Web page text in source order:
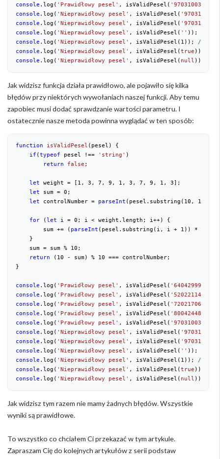
console .log( 'Prawidłowy pesel' , isValidPesel( '97031003029'
console .log( 'Nieprawidłowy pesel' , isValidPesel(
console .log( 'Nieprawidłowy pesel' , isValidPesel(
console .log( 'Nieprawidłowy pesel' , isValidPesel( '' ));
console .log( 'Nieprawidłowy pesel' , isValidPesel( 1 )); //
console .log( 'Nieprawidłowy pesel' , isValidPesel(true ));
console .log( 'Nieprawidłowy pesel' , isValidPesel( null ));
Jak widzisz funkcja działa prawidłowo, ale pojawiło się kilka
błędów przy niektórych wywołaniach naszej funkcji. Aby temu
zapobiec musi dodać sprawdzanie wartości parametru. I
ostatecznie nasze metoda powinna wyglądać w ten sposób:
function isValidPesel ( pesel ) {
if (typeof pesel !== 'string' )
return
false ;
let weight = [ 1 , 3 , 7 , 9 , 1 , 3 , 7 , 9 , 1 , 3];
let sum = 0 ;
let controlNumber = parseInt (pesel.substring( 10 , 11
for (let i = 0 ; i < weight.length; i++) {
        sum += (
parseInt (pesel.substring(i, i + 1 )) *
    }
    sum = sum %
10 ;
return ( 10 - sum) % 10 === controlNumber;
}
console .log( 'Prawidłowy pesel' , isValidPesel( '64042999928'
console .log( 'Prawidłowy pesel' , isValidPesel( '52022114478'
console .log( 'Prawidłowy pesel' , isValidPesel( '72021706812'
console .log( 'Prawidłowy pesel' , isValidPesel( '80042448774'
console .log( 'Prawidłowy pesel' , isValidPesel( '97031003029'
console .log( 'Nieprawidłowy pesel' , isValidPesel(
console .log( 'Nieprawidłowy pesel' , isValidPesel(
console .log( 'Nieprawidłowy pesel' , isValidPesel( '' ));
console .log( 'Nieprawidłowy pesel' , isValidPesel( 1 )); //
console .log( 'Nieprawidłowy pesel' , isValidPesel(true ));
console .log( 'Nieprawidłowy pesel' , isValidPesel( null ));
Jak widzisz tym razem nie mamy żadnych błędów. Wszystkie
wyniki są prawidłowe.
To wszystko co chciałem Ci przekazać w tym artykule.
Zapraszam Cię do kolejnych artykułów z serii podstaw